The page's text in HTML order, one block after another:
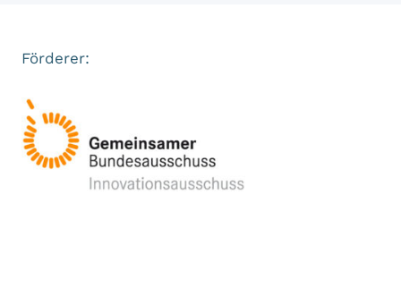
Förderer: